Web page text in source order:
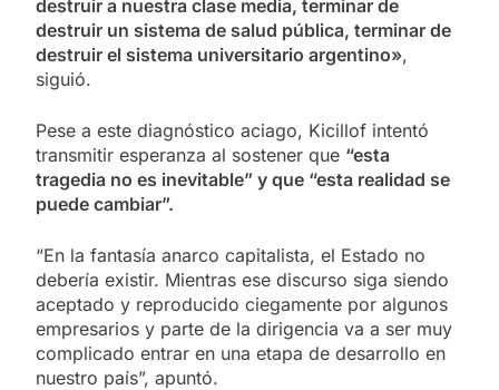
destruir a nuestra clase media, terminar de
destruir un sistema de salud pública, terminar de
destruir el sistema universitario argentino»,
siguió.
Pese a este diagnóstico aciago, Kicillof intentó
transmitir esperanza al sostener que “esta
tragedia no es inevitable” y que “esta realidad se
puede cambiar”.
“En la fantasía anarco capitalista, el Estado no
debería existir. Mientras ese discurso siga siendo
aceptado y reproducido ciegamente por algunos
empresarios y parte de la dirigencia va a ser muy
complicado entrar en una etapa de desarrollo en
nuestro país”, apuntó.